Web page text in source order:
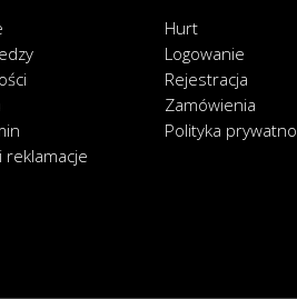
reklamacje
Hurt
Logowanie
Rejestracja
Zamówienia
Polityka